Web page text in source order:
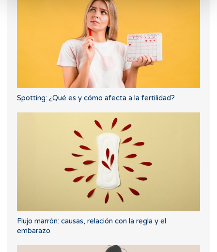
Spotting: ¿Qué es y cómo afecta a la fertilidad?
Flujo marrón: causas, relación con la regla y el
embarazo